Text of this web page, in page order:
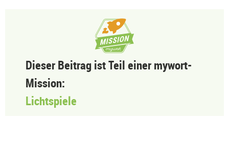
Dieser Beitrag ist Teil einer mywort-
Mission:
Lichtspiele